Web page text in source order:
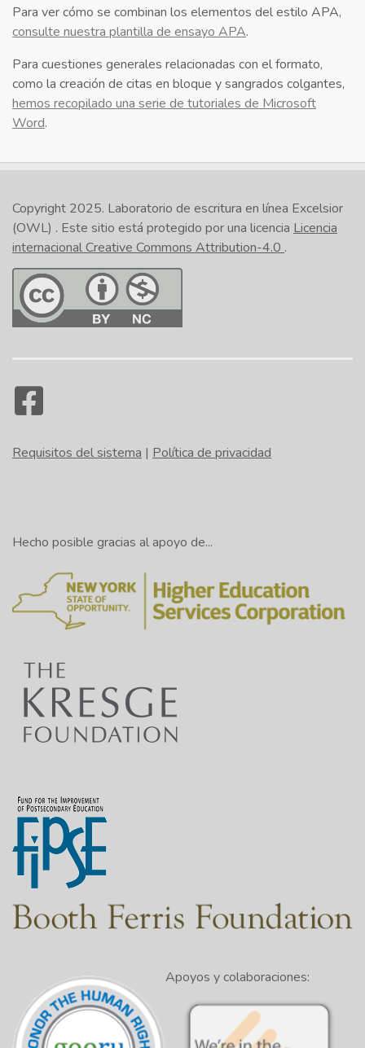
Para ver cómo se combinan los elementos del estilo APA,
consulte nuestra plantilla de ensayo APA.
Para cuestiones generales relacionadas con el formato,
como la creación de citas en bloque y sangrados colgantes,
hemos recopilado una serie de tutoriales de Microsoft
Word.
Copyright 2025. Laboratorio de escritura en línea Excelsior
(OWL) . Este sitio está protegido por una licencia Licencia
internacional Creative Commons Attribution-4.0 .
Requisitos del sistema | Política de privacidad
Hecho posible gracias al apoyo de...
Apoyos y colaboraciones: